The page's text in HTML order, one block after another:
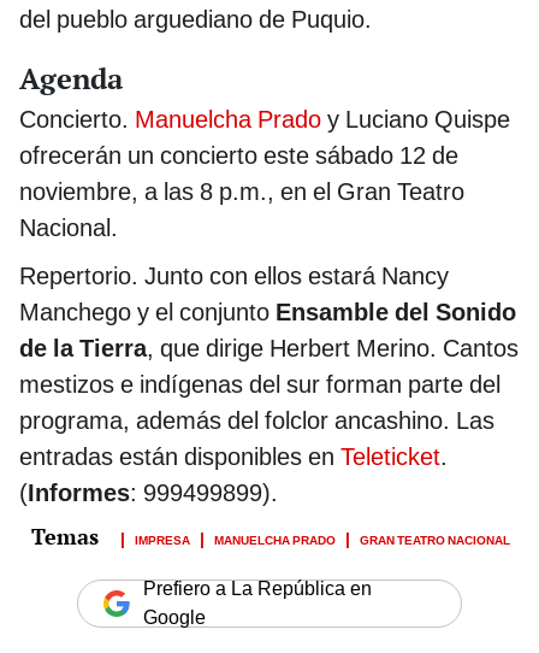
del pueblo arguediano de Puquio.
Agenda
Concierto. Manuelcha Prado y Luciano Quispe
ofrecerán un concierto este sábado 12 de
noviembre, a las 8 p.m., en el Gran Teatro
Nacional.
Repertorio. Junto con ellos estará Nancy
Manchego y el conjunto Ensamble del Sonido
de la Tierra, que dirige Herbert Merino. Cantos
mestizos e indígenas del sur forman parte del
programa, además del folclor ancashino. Las
entradas están disponibles en Teleticket.
(Informes: 999499899).
IMPRESA MANUELCHA PRADO GRAN TEATRO NACIONAL
Prefiero a La República en
Google